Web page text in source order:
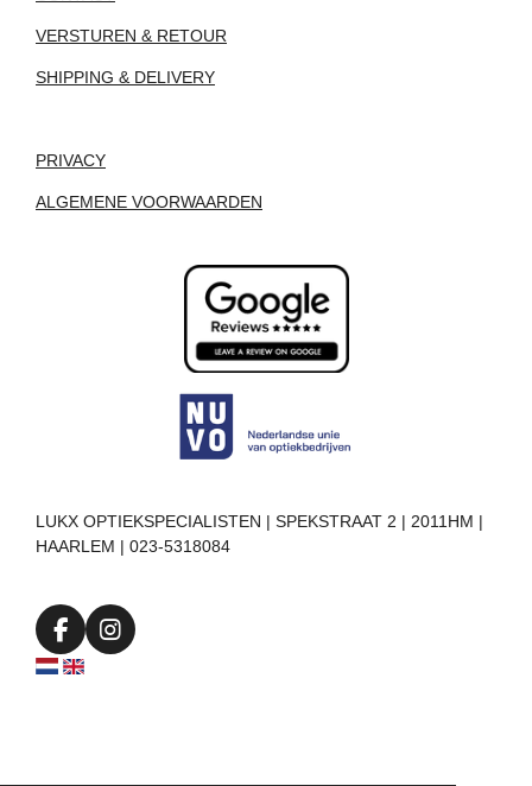
VERSTUREN & RETOUR
SHIPPING & DELIVERY
PRIVACY
ALGEMENE VOORWAARDEN
LUKX OPTIEKSPECIALISTEN | SPEKSTRAAT 2 | 2011HM |
HAARLEM | 023-5318084
F
a
I